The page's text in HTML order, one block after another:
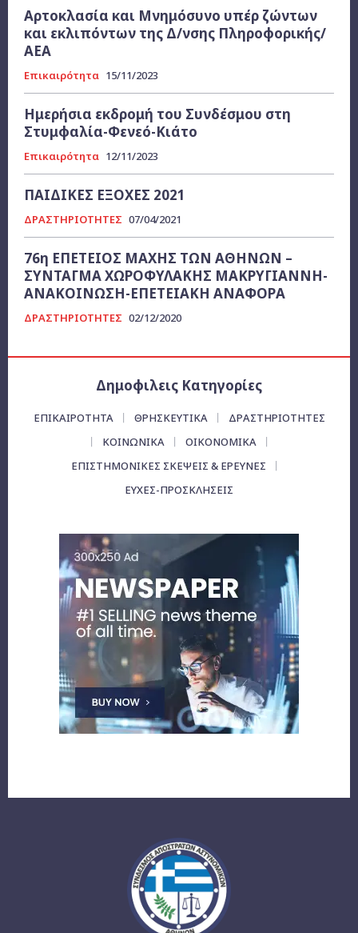
Αρτοκλασία και Μνημόσυνο υπέρ ζώντων
και εκλιπόντων της Δ/νσης Πληροφορικής/
ΑΕΑ
Επικαιρότητα 15/11/2023
Ημερήσια εκδρομή του Συνδέσμου στη
Στυμφαλία-Φενεό-Κιάτο
Επικαιρότητα 12/11/2023
ΠΑΙΔΙΚΕΣ ΕΞΟΧΕΣ 2021
ΔΡΑΣΤΗΡΙΟΤΗΤΕΣ 07/04/2021
76η ΕΠΕΤΕΙΟΣ ΜΑΧΗΣ ΤΩΝ ΑΘΗΝΩΝ –
ΣΥΝΤΑΓΜΑ ΧΩΡΟΦΥΛΑΚΗΣ ΜΑΚΡΥΓΙΑΝΝΗ-
ΑΝΑΚΟΙΝΩΣΗ-ΕΠΕΤΕΙΑΚΗ ΑΝΑΦΟΡΑ
ΔΡΑΣΤΗΡΙΟΤΗΤΕΣ 02/12/2020
Δημοφιλεις Κατηγορίες
ΕΠΙΚΑΙΡΌΤΗΤΑ ΘΡΗΣΚΕΥΤΙΚΑ
ΔΡΑΣΤΗΡΙΟΤΗΤΕΣ
ΚΟΙΝΩΝΙΚΑ
ΟΙΚΟΝΟΜΙΚΆ
ΕΠΙΣΤΗΜΟΝΙΚΕΣ ΣΚΕΨΕΙΣ & ΕΡΕΥΝΕΣ
ΕΥΧΈΣ-ΠΡΟΣΚΛΉΣΕΙΣ